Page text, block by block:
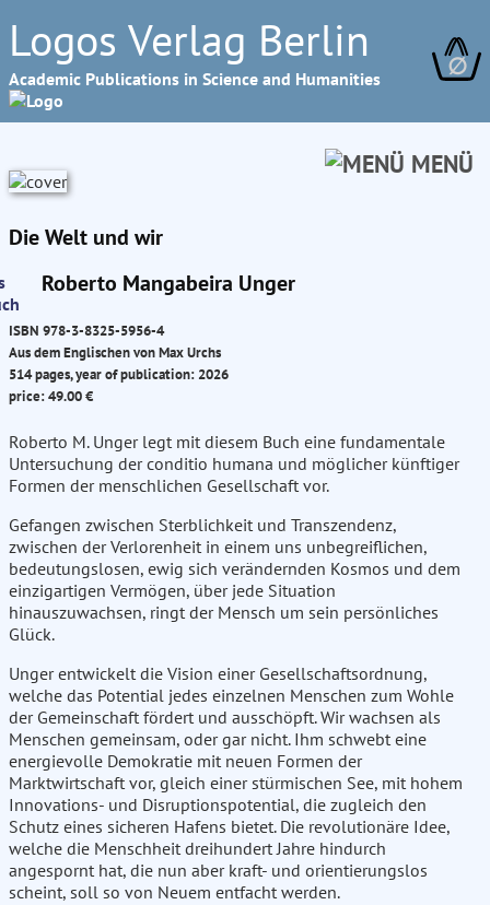
Logos Verlag Berlin
Academic Publications in Science and Humanities ∅
MENÜ
Die Welt und wir
Roberto Mangabeira Unger
ISBN 978-3-8325-5956-4
Aus dem Englischen von Max Urchs
514 pages, year of publication: 2026
price: 49.00 €
Roberto M. Unger legt mit diesem Buch eine fundamentale
Untersuchung der conditio humana und möglicher künftiger
Formen der menschlichen Gesellschaft vor.
Gefangen zwischen Sterblichkeit und Transzendenz,
zwischen der Verlorenheit in einem uns unbegreiflichen,
bedeutungslosen, ewig sich verändernden Kosmos und dem
einzigartigen Vermögen, über jede Situation
hinauszuwachsen, ringt der Mensch um sein persönliches
Glück.
Unger entwickelt die Vision einer Gesellschaftsordnung,
welche das Potential jedes einzelnen Menschen zum Wohle
der Gemeinschaft fördert und ausschöpft. Wir wachsen als
Menschen gemeinsam, oder gar nicht. Ihm schwebt eine
energievolle Demokratie mit neuen Formen der
Marktwirtschaft vor, gleich einer stürmischen See, mit hohem
Innovations- und Disruptionspotential, die zugleich den
Schutz eines sicheren Hafens bietet. Die revolutionäre Idee,
welche die Menschheit dreihundert Jahre hindurch
angespornt hat, die nun aber kraft- und orientierungslos
scheint, soll so von Neuem entfacht werden.